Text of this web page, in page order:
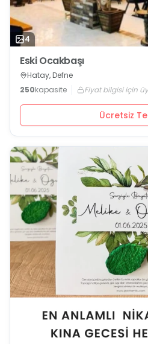
4
Eski Ocakbaşı
Hatay, Defne
250kapasite Fiyat bilgisi için
Ücretsiz